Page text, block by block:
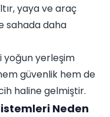
yaya ve araç
sahada daha
yoğun yerleşim
güvenlik hem de
haline gelmiştir.
Neden